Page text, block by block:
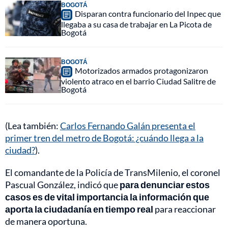
BOGOTÁ
Disparan contra funcionario del Inpec que
llegaba a su casa de trabajar en La Picota de
Bogotá
BOGOTÁ
Motorizados armados protagonizaron
violento atraco en el barrio Ciudad Salitre de
Bogotá
(Lea también:Carlos Fernando Galán presenta el
primer tren del metro de Bogotá: ¿cuándo llega a la
ciudad?).
El comandante de la Policía de TransMilenio, el coronel
Pascual González, indicó quepara denunciar estos
casos es de vital importancia la información que
aporta la ciudadanía en tiempo real para reaccionar
de manera oportuna.